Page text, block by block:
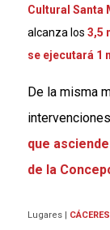
Cultural Santa
alcanza los 3,5
se ejecutará 1
De la misma
que
de la
Lugares CÁCERES